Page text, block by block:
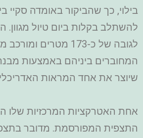
בילוי, כך שהביקור באומדה סקיי
להשתלב בקלות ביום טיול
לגובה של כ-173 מטרים
המחוברים ביניהם באמצעות
שיוצר את אחד המראות
אחת האטרקציות המרכזיות שלו
התצפית המפורסמת. מדובר